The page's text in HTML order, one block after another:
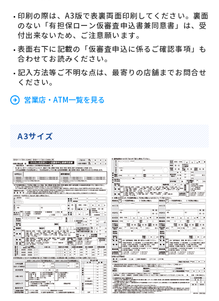
印刷の際は、A3版で表裏両面印刷してください。裏面
のない「有担保ローン仮審査申込書兼同意書」は、受
付出来ないため、ご注意願います。
表面右下に記載の「仮審査申込に係るご確認事項」も
合わせてお読みください。
記入方法等ご不明な点は、最寄りの店舗までお問合せ
ください。
営業店・ATM一覧を見る
A3サイズ